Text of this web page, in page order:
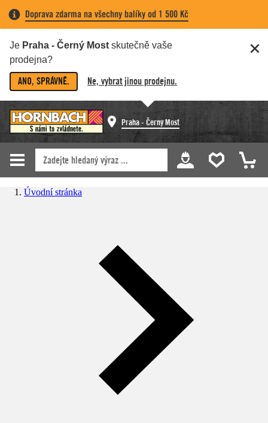
Doprava zdarma na všechny balíky od 1 500 Kč
Je Praha - Černý Most skutečně vaše
prodejna?
ANO, SPRÁVNĚ. Ne, vybrat jinou prodejnu.
Praha - Černý Most
Úvodní stránka